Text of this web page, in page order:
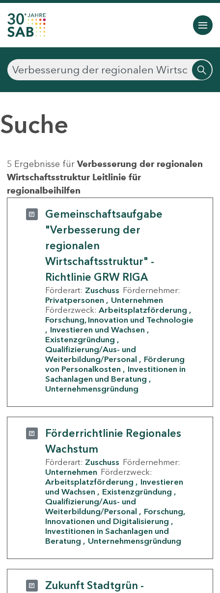
Suche
5 Ergebnisse für Verbesserung der regionalen
Wirtschaftsstruktur Leitlinie für
regionalbeihilfen
Gemeinschaftsaufgabe
"Verbesserung der
regionalen
Wirtschaftsstruktur" -
Richtlinie GRW RIGA
Förderart: Zuschuss Fördernehmer:
Privatpersonen
Unternehmen
Förderzweck: Arbeitsplatzförderung
Forschung, Innovation und Technologie
Investieren und Wachsen
Existenzgründung
Qualifizierung/Aus- und
Weiterbildung/Personal
Förderung
von Personalkosten
Investitionen in
Sachanlagen und Beratung
Unternehmensgründung
Förderrichtlinie Regionales
Wachstum
Förderart: Zuschuss Fördernehmer:
Unternehmen Förderzweck:
Arbeitsplatzförderung
Investieren
und Wachsen
Existenzgründung
Qualifizierung/Aus- und
Weiterbildung/Personal
Forschung,
Innovationen und Digitalisierung
Investitionen in Sachanlagen und
Beratung
Unternehmensgründung
Zukunft Stadtgrün -